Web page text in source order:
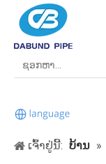
ເຈົ້າຢູ່ນີ້: ບ້ານ »